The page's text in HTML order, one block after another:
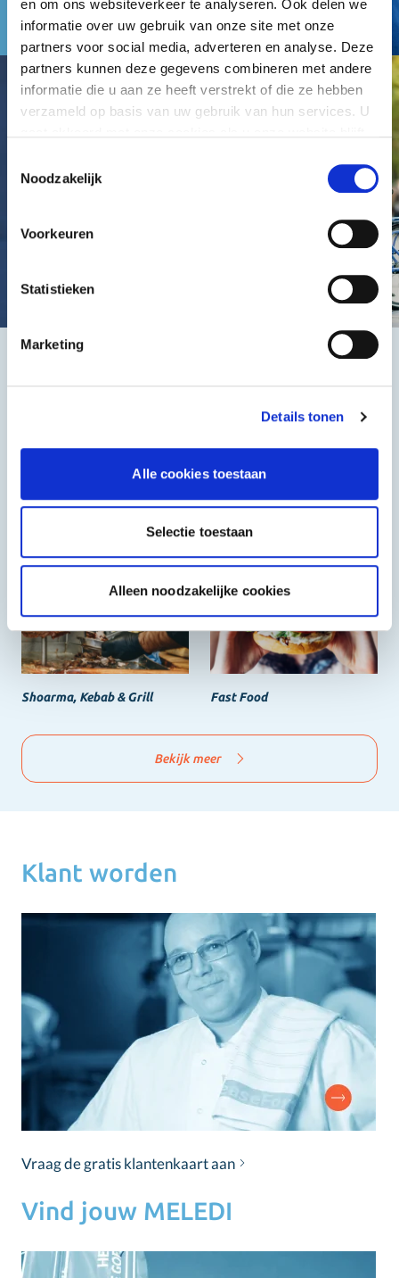
en om ons websiteverkeer te analyseren. Ook delen we
informatie over uw gebruik van onze site met onze
partners voor social media, adverteren en analyse. Deze
partners kunnen deze gegevens combineren met andere
informatie die u aan ze heeft verstrekt of die ze hebben
verzameld op basis van uw gebruik van hun services. U
Noodzakelijk
Voorkeuren
Statistieken
Marketing
Details tonen
Alle cookies toestaan
Selectie toestaan
Alleen noodzakelijke cookies
Het beste, de goedkoopste
Grieks & Italiaans
Shoarma, Kebab & Grill Fast Food
Bekijk meer
Klant worden
Vraag de gratis klantenkaart aan
Vind jouw MELEDI